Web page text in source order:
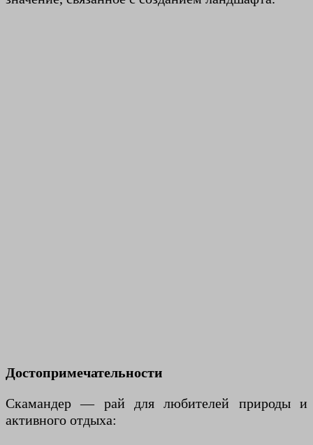
Достопримечательности
Скамандер — рай для любителей природы и
активного отдыха: